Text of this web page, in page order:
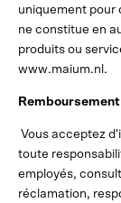
uniquement pour
ne constitue en
produits ou
www.maium.nl.
Remboursement
Vous acceptez
toute
employés,
réclamation,